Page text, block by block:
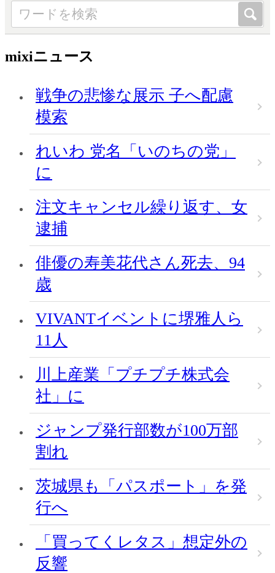
mixiニュース
戦争の悲惨な展示 子へ配慮
模索
れいわ 党名「いのちの党」
に
注文キャンセル繰り返す、女
逮捕
俳優の寿美花代さん死去、94
歳
VIVANTイベントに堺雅人ら
11人
川上産業「プチプチ株式会
社」に
ジャンプ発行部数が100万部
割れ
茨城県も「パスポート」を発
行へ
「買ってくレタス」想定外の
反響